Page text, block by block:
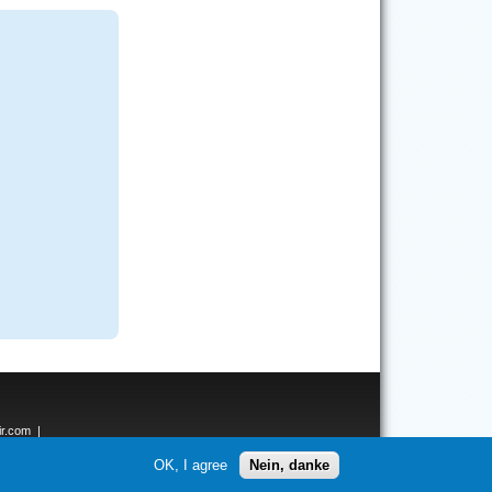
|
OK, I agree Nein, danke